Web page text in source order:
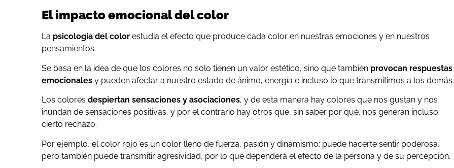
El impacto emocional del color
La psicología del color estudia el efecto que produce cada color en nuestras emociones y en nuestros
pensamientos.
Se basa en la idea de que los colores no solo tienen un valor estético, sino que también provocan respuestas
emocionales y pueden afectar a nuestro estado de ánimo, energía e incluso lo que transmitimos a los demás.
Los colores despiertan sensaciones y asociaciones, y de esta manera hay colores que nos gustan y nos
inundan de sensaciones positivas, y por el contrario hay otros que, sin saber por qué, nos generan incluso
cierto rechazo.
Por ejemplo, el color rojo es un color lleno de fuerza, pasión y dinamismo; puede hacerte sentir poderosa,
pero también puede transmitir agresividad, por lo que dependerá el efecto de la persona y de su percepción.